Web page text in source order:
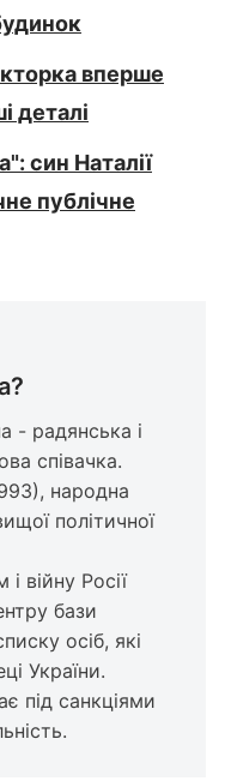
вперше
деталі
син Наталії
публічне
- радянська і
співачка.
народна
політичної
війну Росії
бази
осіб, які
України.
під санкціями